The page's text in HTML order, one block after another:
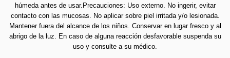
húmeda antes de usar.Precauciones: Uso externo. No ingerir, evitar
contacto con las mucosas. No aplicar sobre piel irritada y/o lesionada.
Mantener fuera del alcance de los niños. Conservar en lugar fresco y al
abrigo de la luz. En caso de alguna reacción desfavorable suspenda su
uso y consulte a su médico.